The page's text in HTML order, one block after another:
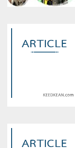
assumed 'article_topic'
will throw an Error in a
assumed 'article_topic'